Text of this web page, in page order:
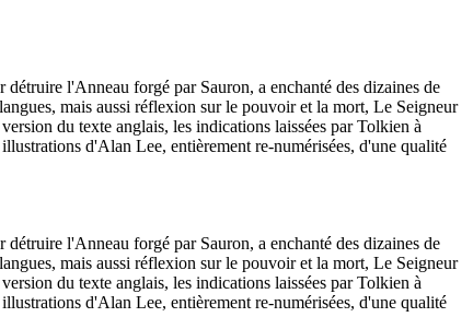
l'Anneau forgé par Sauron, a enchanté des dizaines de
mais aussi réflexion sur le pouvoir et la mort, Le Seigneur
du texte anglais, les indications laissées par Tolkien à
d'Alan Lee, entièrement re-numérisées, d'une qualité
l'Anneau forgé par Sauron, a enchanté des dizaines de
mais aussi réflexion sur le pouvoir et la mort, Le Seigneur
du texte anglais, les indications laissées par Tolkien à
d'Alan Lee, entièrement re-numérisées, d'une qualité